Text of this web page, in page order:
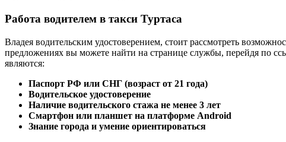
Работа водителем в такси Туртаса
Владея водительским удостоверением, стоит рассмотреть
предложениях вы можете найти на странице службы, перейдя по
являются:
Паспорт РФ или СНГ (возраст от 21 года)
Водительское удостоверение
Наличие водительского стажа не менее 3 лет
Смартфон или планшет на платформе Android
Знание города и умение ориентироваться